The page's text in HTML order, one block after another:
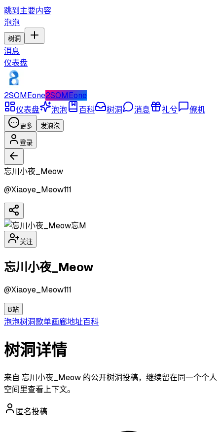
跳到主要内容
泡泡
树洞
消息
仪表盘
2SOMEone2SOMEone
仪表盘
泡泡 百科 树洞 消息 礼兮 僚机
更多 发泡泡
登录
忘川小夜_Meow
@Xiaoye_Meow111
忘M
关注
忘川小夜_Meow
@Xiaoye_Meow111
B站
泡泡树洞歌单画廊地址百科
树洞详情
来自 忘川小夜_Meow 的公开树洞投稿，继续留在同一个个人
空间里查看上下文。
匿名投稿